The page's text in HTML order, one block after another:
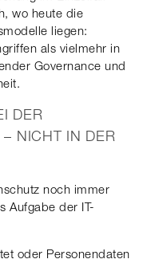
wo heute die
liegen:
als vielmehr in
Governance und
DER
NICHT IN DER
noch immer
Aufgabe der IT-
oder Personendaten